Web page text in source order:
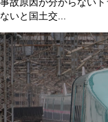
ないと国土交...